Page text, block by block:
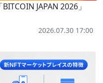
JAPAN 2026」
2026.07.30 17:00